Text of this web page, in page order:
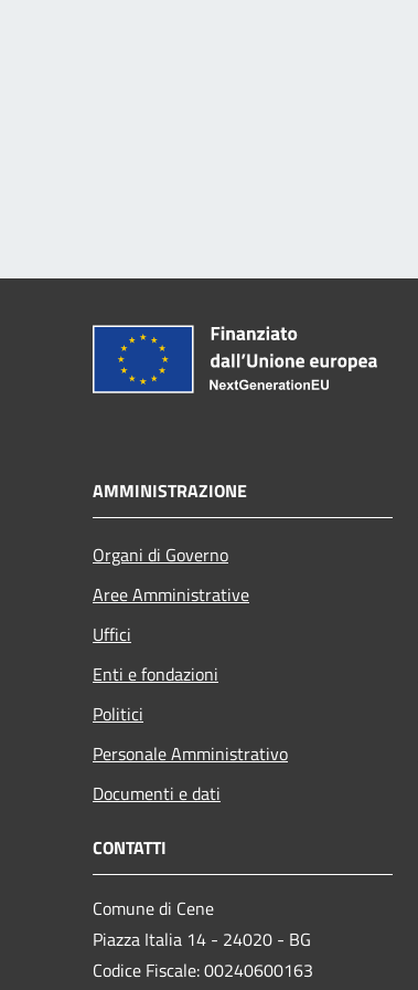
AMMINISTRAZIONE
Organi di Governo
Aree Amministrative
Uffici
Enti e fondazioni
Politici
Personale Amministrativo
Documenti e dati
CONTATTI
Comune di Cene
Piazza Italia 14 - 24020 - BG
Codice Fiscale: 00240600163